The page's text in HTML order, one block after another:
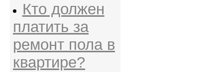
Кто должен
платить за
ремонт пола в
квартире?